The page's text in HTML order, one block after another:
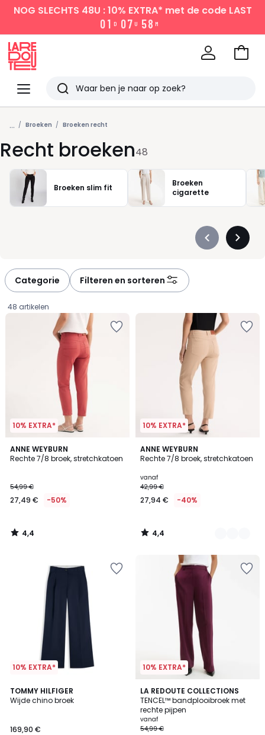
NOG SLECHTS 48U : 10% EXTRA* met de code LAST
01 D 07 U 58 M
Menu
Redoute
Zoeken
Laatst
bekeken
Naar
... Broeken Broeken recht
Recht broeken48
Broeken slim fit
Broeken
cigarette
Précédent
Categorie Filteren en sorteren
48 artikelen
10% EXTRA*
ANNE WEYBURN
Rechte 7/8 broek, stretchkatoen
€
In
van
54,99
toegepast.
54,99 €
27,49 € -50%
4,4
/ 5
4,4
/
10% EXTRA*
ANNE WEYBURN
Rechte 7/8 broek, stretchkatoen
vanaf
42,99 €
27,94 € -40%
4,4
/ 5
4
Kleuren
4,4
/
10% EXTRA*
TOMMY HILFIGER
Wijde chino broek
169,90 €
10% EXTRA*
LA REDOUTE COLLECTIONS
TENCEL™ bandplooibroek met
rechte pijpen
vanaf
54,99 €
3,9
/ 5
2
Kleuren